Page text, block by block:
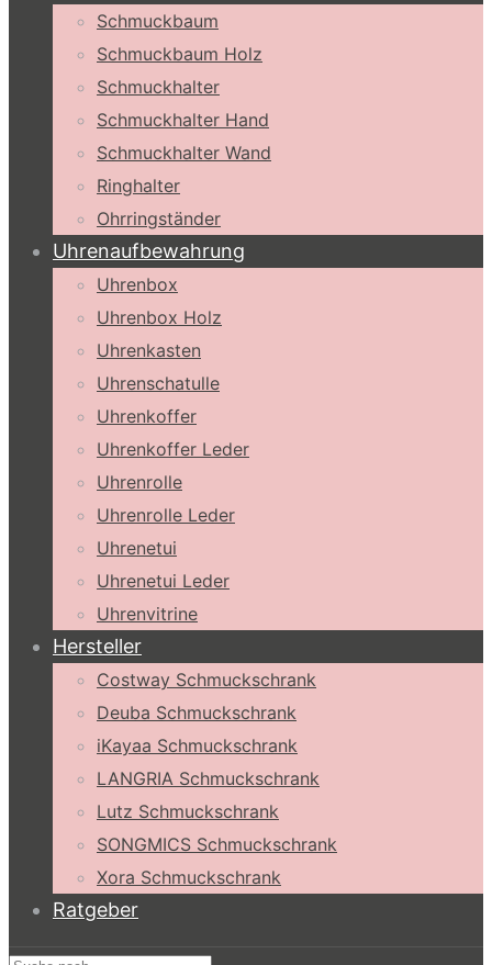
Schmuckbaum
Schmuckbaum Holz
Schmuckhalter
Schmuckhalter Hand
Schmuckhalter Wand
Ringhalter
Ohrringständer
Uhrenaufbewahrung
Uhrenbox
Uhrenbox Holz
Uhrenkasten
Uhrenschatulle
Uhrenkoffer
Uhrenkoffer Leder
Uhrenrolle
Uhrenrolle Leder
Uhrenetui
Uhrenetui Leder
Uhrenvitrine
Hersteller
Costway Schmuckschrank
Deuba Schmuckschrank
iKayaa Schmuckschrank
LANGRIA Schmuckschrank
Lutz Schmuckschrank
SONGMICS Schmuckschrank
Xora Schmuckschrank
Ratgeber